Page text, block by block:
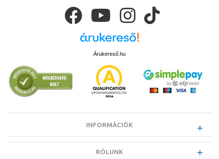
Árukereső.hu
INFORMÁCIÓK
RÓLUNK